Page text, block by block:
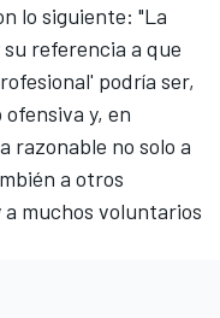
lo siguiente: "La
referencia a que
podría ser,
y, en
razonable no solo a
a otros
a muchos voluntarios